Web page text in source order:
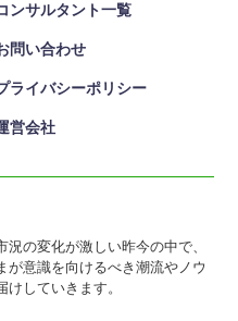
ンサルタント一覧
問い合わせ
ライバシーポリシー
営会社
況の変化が激しい昨今の中で、
が意識を向けるべき潮流やノウ
けしていきます。